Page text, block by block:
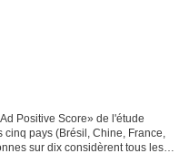
Positive Score» de l'étude
pays (Brésil, Chine, France,
sur dix considèrent tous les